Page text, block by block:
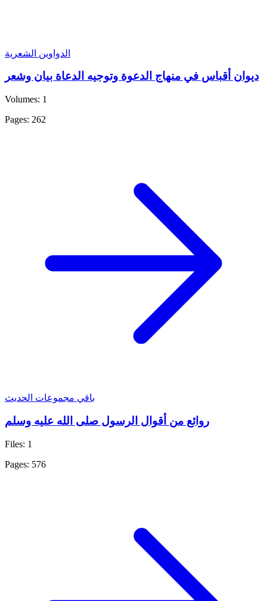
الدواوين الشعرية
ديوان أقباس في منهاج الدعوة وتوجيه الدعاة بيان وشعر
Volumes: 1
Pages: 262
باقي مجموعات الحديث
روائع من أقوال الرسول صلى الله عليه وسلم
Files: 1
Pages: 576